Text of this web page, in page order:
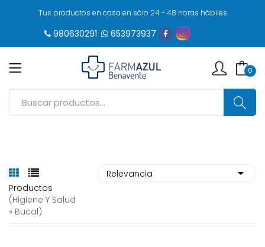
Tus productos en casa en sólo 24 - 48 horas hábiles
980630291 653973937
0
Productos
(higiene Y Salud
» Bucal)